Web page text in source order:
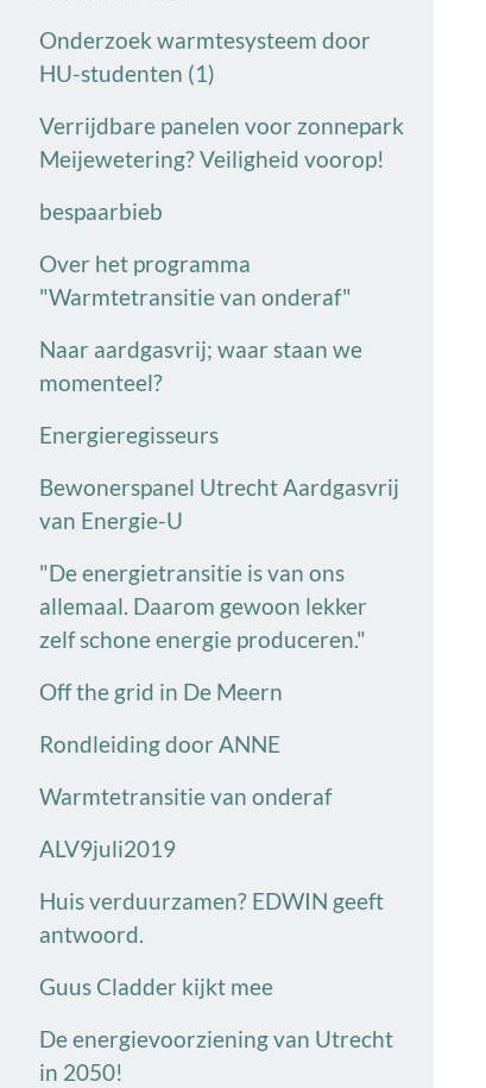
Onderzoek warmtesysteem door
HU-studenten (1)
Verrijdbare panelen voor zonnepark
Meijewetering? Veiligheid voorop!
bespaarbieb
Over het programma
"Warmtetransitie van onderaf"
Naar aardgasvrij; waar staan we
momenteel?
Energieregisseurs
Bewonerspanel Utrecht Aardgasvrij
van Energie-U
"De energietransitie is van ons
allemaal. Daarom gewoon lekker
zelf schone energie produceren."
Off the grid in De Meern
Rondleiding door ANNE
Warmtetransitie van onderaf
ALV9juli2019
Huis verduurzamen? EDWIN geeft
antwoord.
Guus Cladder kijkt mee
De energievoorziening van Utrecht
in 2050!